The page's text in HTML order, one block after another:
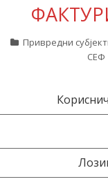
Привредни
СЕФ